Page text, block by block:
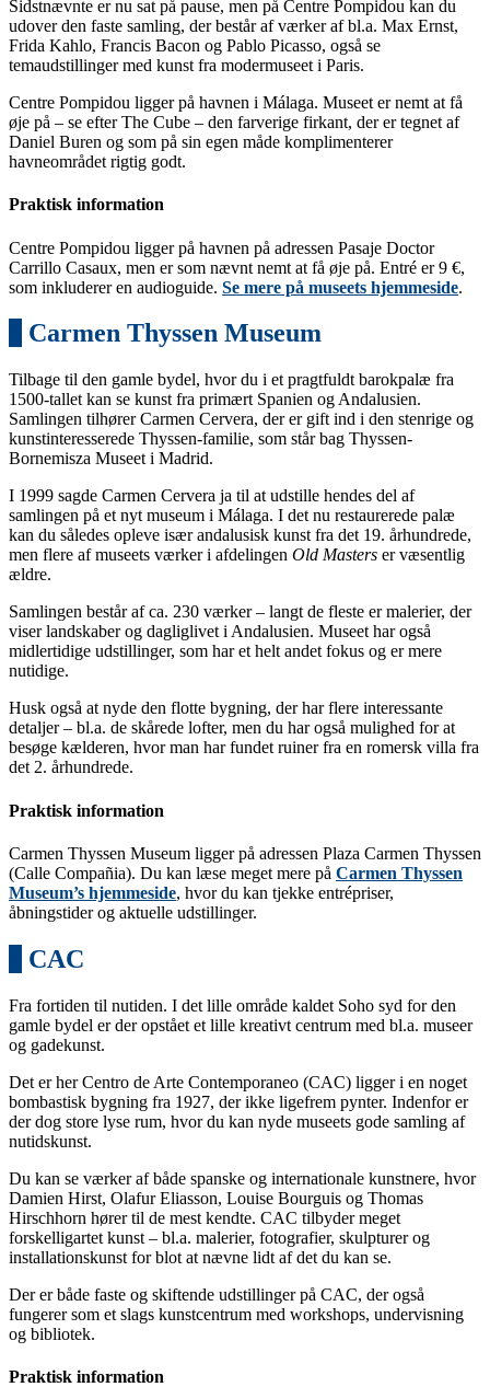
Sidstnævnte er nu sat på pause, men på Centre Pompidou kan du
udover den faste samling, der består af værker af bl.a. Max Ernst,
Frida Kahlo, Francis Bacon og Pablo Picasso, også se
temaudstillinger med kunst fra modermuseet i Paris.
Centre Pompidou ligger på havnen i Málaga. Museet er nemt at få
øje på – se efter The Cube – den farverige firkant, der er tegnet af
Daniel Buren og som på sin egen måde komplimenterer
havneområdet rigtig godt.
Praktisk information
Centre Pompidou ligger på havnen på adressen Pasaje Doctor
Carrillo Casaux, men er som nævnt nemt at få øje på. Entré er 9 €,
som inkluderer en audioguide. Se mere på museets hjemmeside.
Carmen Thyssen Museum
Tilbage til den gamle bydel, hvor du i et pragtfuldt barokpalæ fra
1500-tallet kan se kunst fra primært Spanien og Andalusien.
Samlingen tilhører Carmen Cervera, der er gift ind i den stenrige og
kunstinteresserede Thyssen-familie, som står bag Thyssen-
Bornemisza Museet i Madrid.
I 1999 sagde Carmen Cervera ja til at udstille hendes del af
samlingen på et nyt museum i Málaga. I det nu restaurerede palæ
kan du således opleve især andalusisk kunst fra det 19. århundrede,
men flere af museets værker i afdelingen Old Masters er væsentlig
ældre.
Samlingen består af ca. 230 værker – langt de fleste er malerier, der
viser landskaber og dagliglivet i Andalusien. Museet har også
midlertidige udstillinger, som har et helt andet fokus og er mere
nutidige.
Husk også at nyde den flotte bygning, der har flere interessante
detaljer – bl.a. de skårede lofter, men du har også mulighed for at
besøge kælderen, hvor man har fundet ruiner fra en romersk villa fra
det 2. århundrede.
Praktisk information
Carmen Thyssen Museum ligger på adressen Plaza Carmen Thyssen
(Calle Compañia). Du kan læse meget mere på Carmen Thyssen
Museum’s hjemmeside, hvor du kan tjekke entrépriser,
åbningstider og aktuelle udstillinger.
CAC
Fra fortiden til nutiden. I det lille område kaldet Soho syd for den
gamle bydel er der opstået et lille kreativt centrum med bl.a. museer
og gadekunst.
Det er her Centro de Arte Contemporaneo (CAC) ligger i en noget
bombastisk bygning fra 1927, der ikke ligefrem pynter. Indenfor er
der dog store lyse rum, hvor du kan nyde museets gode samling af
nutidskunst.
Du kan se værker af både spanske og internationale kunstnere, hvor
Damien Hirst, Olafur Eliasson, Louise Bourguis og Thomas
Hirschhorn hører til de mest kendte. CAC tilbyder meget
forskelligartet kunst – bl.a. malerier, fotografier, skulpturer og
installationskunst for blot at nævne lidt af det du kan se.
Der er både faste og skiftende udstillinger på CAC, der også
fungerer som et slags kunstcentrum med workshops, undervisning
og bibliotek.
Praktisk information